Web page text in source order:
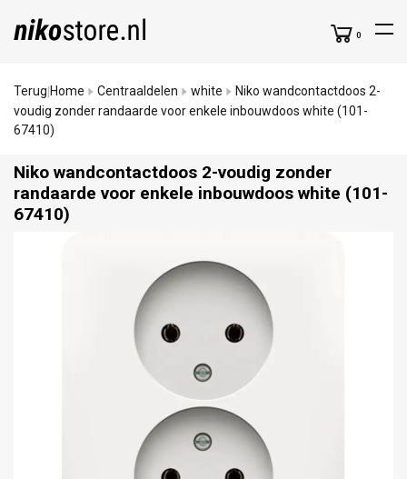
0
Terug Home Centraaldelen white
Niko wandcontactdoos 2-
voudig zonder randaarde voor enkele inbouwdoos white (101-
67410)
Niko wandcontactdoos 2-voudig zonder
randaarde voor enkele inbouwdoos white (101-
67410)